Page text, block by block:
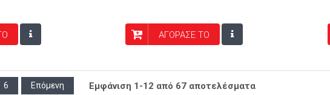
ΑΓΟΡΑΣΕ ΤΟ
6 Επόμενη Εμφάνιση 1-12 από 67 αποτελέσματα